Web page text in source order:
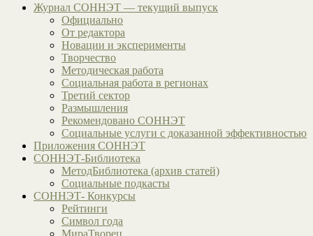
Журнал СОННЭТ — текущий выпуск
Официально
От редактора
Новации и эксперименты
Творчество
Методическая работа
Социальная работа в регионах
Третий сектор
Размышления
Рекомендовано СОННЭТ
Социальные услуги с доказанной эффективностью
Приложения СОННЭТ
СОННЭТ-Библиотека
МетодБиблиотека (архив статей)
Социальные подкасты
СОННЭТ- Конкурсы
Рейтинги
Символ года
МираТворец